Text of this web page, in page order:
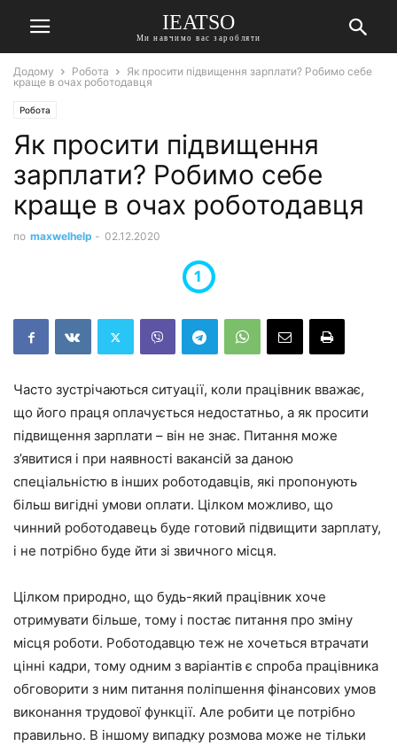
IEATSO
Ми навчимо вас заробляти
Додому Робота
Як просити підвищення зарплати? Робимо себе
краще в очах роботодавця
Робота
Як просити підвищення
зарплати? Робимо себе
краще в очах роботодавця
по maxwelhelp - 02.12.2020
Часто зустрічаються ситуації, коли працівник вважає,
що його праця оплачується недостатньо, а як просити
підвищення зарплати – він не знає. Питання може
з’явитися і при наявності вакансій за даною
спеціальністю в інших роботодавців, які пропонують
більш вигідні умови оплати. Цілком можливо, що
чинний роботодавець буде готовий підвищити зарплату,
і не потрібно буде йти зі звичного місця.
Цілком природно, що будь-який працівник хоче
отримувати більше, тому і постає питання про зміну
місця роботи. Роботодавцю теж не хочеться втрачати
цінні кадри, тому одним з варіантів є спроба працівника
обговорити з ним питання поліпшення фінансових умов
виконання трудової функції. Але робити це потрібно
правильно. В іншому випадку розмова може не тільки